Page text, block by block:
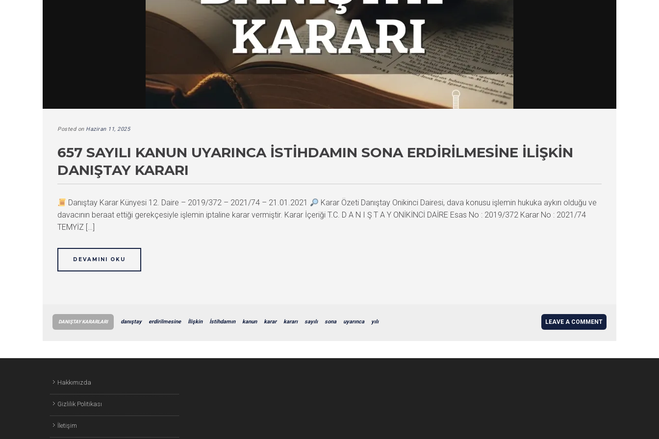
Posted on Haziran 11, 2025
657 SAYILI KANUN UYARINCA İSTIHDAMIN SONA ERDIRILMESINE İLIŞKIN
DANIŞTAY KARARI
Danıştay Karar Künyesi 12. Daire – 2019/372 – 2021/74 – 21.01.2021
Karar Özeti Danıştay Onikinci Dairesi, dava konusu işlemin hukuka aykırı olduğu ve
davacının beraat ettiği gerekçesiyle işlemin iptaline karar vermiştir. Karar İçeriği T.C. D A N I Ş T A Y ONİKİNCİ DAİRE Esas No : 2019/372 Karar No : 2021/74
TEMYİZ […]
DEVAMINI OKU
DANIŞTAY KARARLARI danıştay erdirilmesine İlişkin İstihdamın kanun karar kararı sayılı sona uyarınca yılı LEAVE A COMMENT
Hakkımızda
Gizlilik Politikası
İletişim